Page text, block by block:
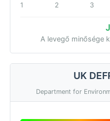
1 2 3
A levegő minősége
UK
Department for